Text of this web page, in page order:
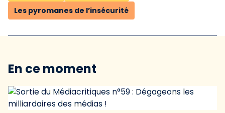
Les pyromanes de l’insécurité
En ce moment